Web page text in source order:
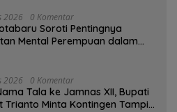
2026 0 Komentar
Soroti Pentingnya
Mental Perempuan dalam
2026 0 Komentar
Tala ke Jamnas XII, Bupati
Trianto Minta Kontingen Tampil